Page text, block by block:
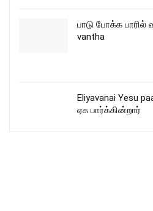
பாடு போக்க பாரில்
vantha
Eliyavanai Yesu
ஏசு பார்க்கின்றார்